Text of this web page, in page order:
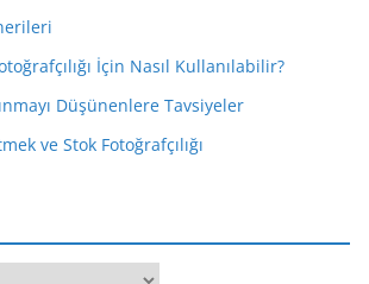
İçin Nasıl Kullanılabilir?
Düşünenlere Tavsiyeler
ve Stok Fotoğrafçılığı